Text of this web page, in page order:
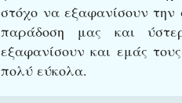
στόχο να εξαφανίσουν την
παράδοση μας και
εξαφανίσουν και εμάς τους
πολύ εύκολα.